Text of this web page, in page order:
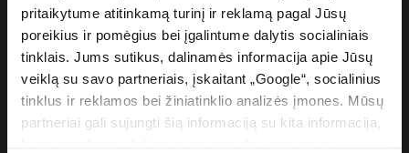
pritaikytume atitinkamą turinį ir reklamą pagal Jūsų
poreikius ir pomėgius bei įgalintume dalytis socialiniais
tinklais. Jums sutikus, dalinamės informacija apie Jūsų
veiklą su savo partneriais, įskaitant „Google“, socialinius
tinklus ir reklamos bei žiniatinklio analizės įmones. Mūsų
partneriai gali sujungti šią informaciją su kita informacija,